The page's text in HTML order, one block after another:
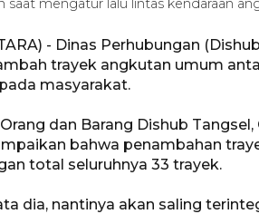
saat mengatur lalu lintas kendaraan
- Dinas Perhubungan
trayek angkutan umum
masyarakat.
dan Barang Dishub
bahwa penambahan
total seluruhnya 33 trayek.
dia, nantinya akan saling